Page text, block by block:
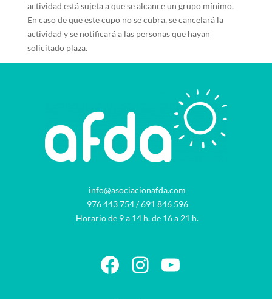
actividad está sujeta a que se alcance un grupo mínimo.
En caso de que este cupo no se cubra, se cancelará la
actividad y se notificará a las personas que hayan
solicitado plaza.
info@asociacionafda.com
976 443 754/691 846 596
Horario de 9 a 14 h. de 16 a 21 h.
Facebook
Instagram
YouTube